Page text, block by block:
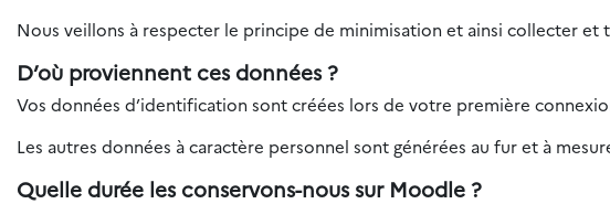
Nous veillons à respecter le principe de minimisation et ainsi collecter
D’où proviennent ces données ?
Vos données d’identification sont créées lors de votre première
Les autres données à caractère personnel sont générées au fur et à
Quelle durée les conservons-nous sur Moodle ?